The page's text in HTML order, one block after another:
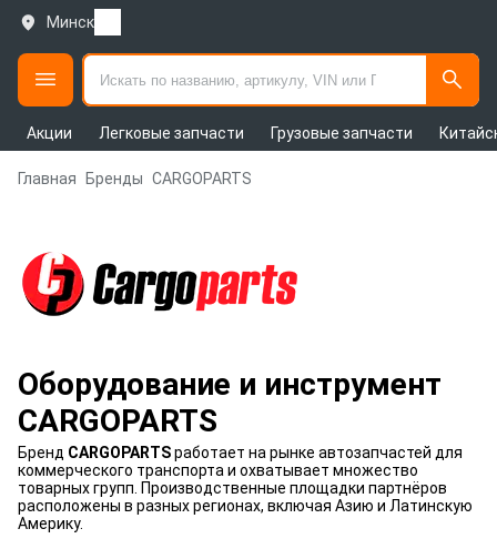
Минск
Акции Легковые запчасти Грузовые запчасти
Главная Бренды CARGOPARTS
Оборудование и инструмент
CARGOPARTS
Бренд CARGOPARTSработает на рынке автозапчастей для
коммерческого транспорта и охватывает множество
товарных групп. Производственные площадки партнёров
расположены в разных регионах, включая Азию и Латинскую
Америку.